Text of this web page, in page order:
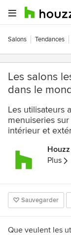
Salons Tendances
Les salons
dans le
Les utilisateurs
menuiseries
intérieur et
Plus
Sauvegarder
Que veulent les